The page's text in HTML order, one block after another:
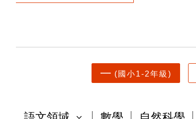
一 (國小1-2年級)